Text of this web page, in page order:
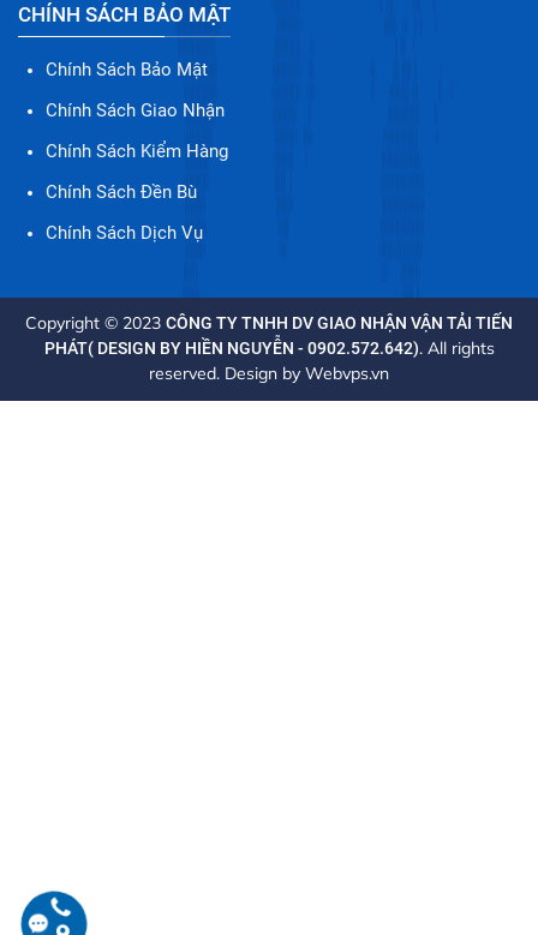
CHÍNH SÁCH BẢO MẬT
Chính Sách Bảo Mật
Chính Sách Giao Nhận
Chính Sách Kiểm Hàng
Chính Sách Đền Bù
Chính Sách Dịch Vụ
Copyright © 2023 CÔNG TY TNHH DV GIAO NHẬN VẬN TẢI TIẾN
PHÁT( DESIGN BY HIỀN NGUYỄN - 0902.572.642). All rights
reserved. Design by Webvps.vn